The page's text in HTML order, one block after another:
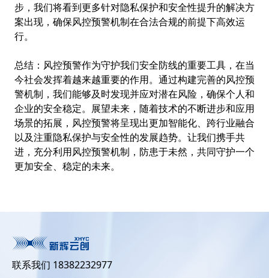
步，我们将看到更多针对隐私保护和安全性提升的解决方
案出现，确保风控预警机制在合法合规的前提下高效运
行。
总结：风控预警作为守护我们安全防线的重要工具，在当
今社会发挥着越来越重要的作用。通过构建完善的风控预
警机制，我们能够及时发现并应对潜在风险，确保个人和
企业的安全稳定。展望未来，随着技术的不断进步和应用
场景的拓展，风控预警将呈现出更加智能化、跨行业融合
以及注重隐私保护与安全性的发展趋势。让我们携手共
进，充分利用风控预警机制，防患于未然，共同守护一个
更加安全、稳定的未来。
联系我们 18382232977